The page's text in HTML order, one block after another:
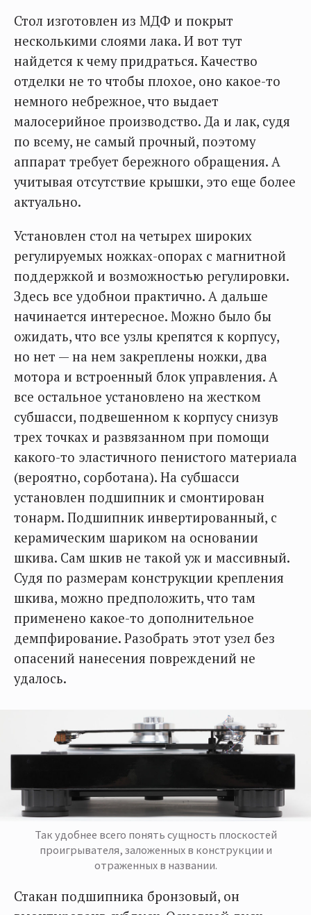
Стол изготовлен из МДФ и покрыт
несколькими слоями лака. И вот тут
найдется к чему придраться. Качество
отделки не то чтобы плохое, оно какое-то
немного небрежное, что выдает
малосерийное производство. Да и лак, судя
по всему, не самый прочный, поэтому
аппарат требует бережного обращения. А
учитывая отсутствие крышки, это еще более
актуально.
Установлен стол на четырех широких
регулируемых ножках-опорах с магнитной
поддержкой и возможностью регулировки.
Здесь все удобнои практично. А дальше
начинается интересное. Можно было бы
ожидать, что все узлы крепятся к корпусу,
но нет — на нем закреплены ножки, два
мотора и встроенный блок управления. А
все остальное установлено на жестком
субшасси, подвешенном к корпусу снизув
трех точках и развязанном при помощи
какого-то эластичного пенистого материала
(вероятно, сорботана). На субшасси
установлен подшипник и смонтирован
тонарм. Подшипник инвертированный, с
керамическим шариком на основании
шкива. Сам шкив не такой уж и массивный.
Судя по размерам конструкции крепления
шкива, можно предположить, что там
применено какое-то дополнительное
демпфирование. Разобрать этот узел без
опасений нанесения повреждений не
удалось.
Так удобнее всего понять сущность плоскостей
проигрывателя, заложенных в конструкции и
отраженных в названии.
Стакан подшипника бронзовый, он